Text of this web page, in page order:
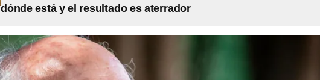
dónde está y el resultado es aterrador